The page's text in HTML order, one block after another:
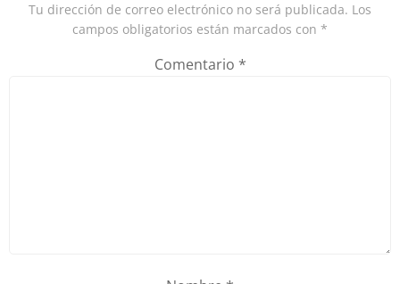
Tu dirección de correo electrónico no será publicada. Los
campos obligatorios están marcados con *
Comentario *